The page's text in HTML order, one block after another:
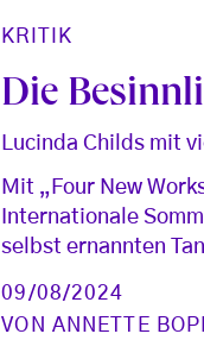
KRITIK
Die
Lucinda Childs mit
Mit „Four New
Internationale
selbst ernannten
09/08/2024
VON ANNETTE